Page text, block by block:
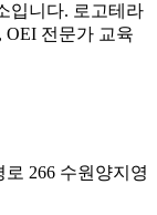
입니다. 로고테라
OEI 전문가 교육
266 수원양지영